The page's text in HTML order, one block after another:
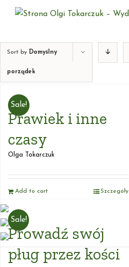
Sort by Domyślny
porządek
Sale!
Prawiek i inne
czasy
Olga Tokarczuk
Add to cart Szczegóły
Sale!
Prowadź swój
pług przez kości